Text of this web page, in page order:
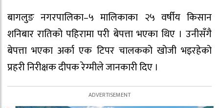
बागलुङ नगरपालिका–५ मालिकाका २५ वर्षीय किसान
शनिबार रातिको पहिरामा परी बेपत्ता भएका थिए । उनीसँगै
बेपत्ता भएका अर्का एक टिपर चालकको खोजी भइरहेको
प्रहरी निरीक्षक दीपक रेग्मीले जानकारी दिए ।